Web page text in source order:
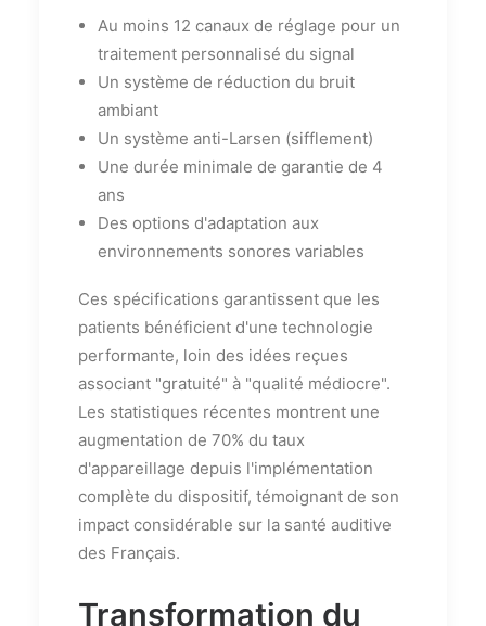
Au moins 12 canaux de réglage pour un
traitement personnalisé du signal
Un système de réduction du bruit
ambiant
Un système anti-Larsen (sifflement)
Une durée minimale de garantie de 4
ans
Des options d'adaptation aux
environnements sonores variables
Ces spécifications garantissent que les
patients bénéficient d'une technologie
performante, loin des idées reçues
associant "gratuité" à "qualité médiocre".
Les statistiques récentes montrent une
augmentation de 70% du taux
d'appareillage depuis l'implémentation
complète du dispositif, témoignant de son
impact considérable sur la santé auditive
des Français.
Transformation du